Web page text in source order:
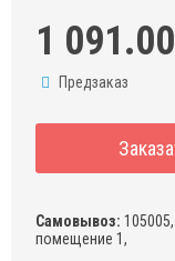
1
Предзаказ
Самовывоз:
помещение 1,